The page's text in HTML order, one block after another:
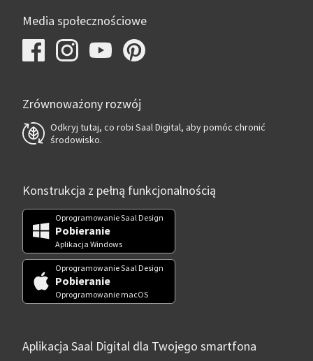
Media społecznościowe
Zrównoważony rozwój
Odkryj tutaj, co robi Saal Digital, aby pomóc chronić
środowisko.
Konstrukcja z pełną funkcjonalnością
Oprogramowanie Saal Design
Pobieranie
Aplikacja Windows
Oprogramowanie Saal Design
Pobieranie
Oprogramowanie macOS
Aplikacja Saal Digital dla Twojego smartfona